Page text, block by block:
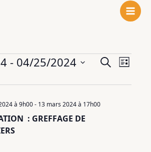
Recherche
navigation
vues
Recherche
vues
Liste
- 04/25/2024
: GREFFAGE DE
à 9h00- 13 mars 2024 à 17h00